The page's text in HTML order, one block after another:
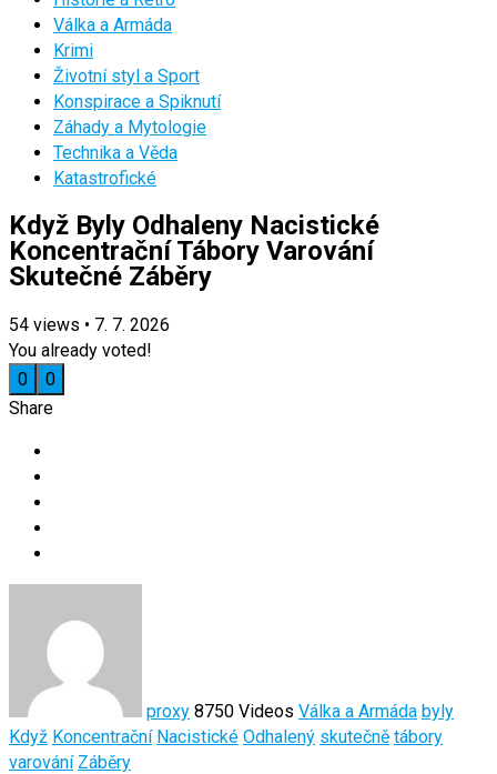
Válka a Armáda
Krimi
Životní styl a Sport
Konspirace a Spiknutí
Záhady a Mytologie
Technika a Věda
Katastrofické
Když Byly Odhaleny Nacistické
Koncentrační Tábory Varování
Skutečné Záběry
54 views • 7. 7. 2026
You already voted!
0
0
Share
proxy 8750 Videos Válka a Armáda byly
Když Koncentrační Nacistické Odhalený skutečně tábory
varování Záběry